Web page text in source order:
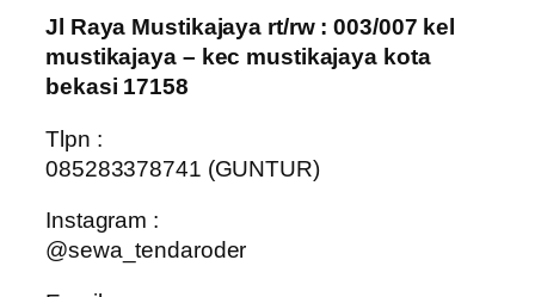
Jl Raya Mustikajaya rt/rw : 003/007 kel
mustikajaya – kec mustikajaya kota
bekasi 17158
Tlpn :
085283378741 (GUNTUR)
Instagram :
@sewa_tendaroder